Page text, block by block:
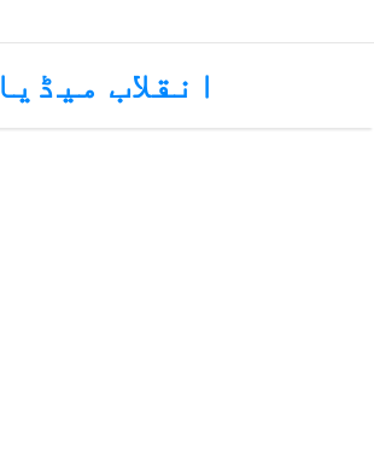
انقلاب میڈیا